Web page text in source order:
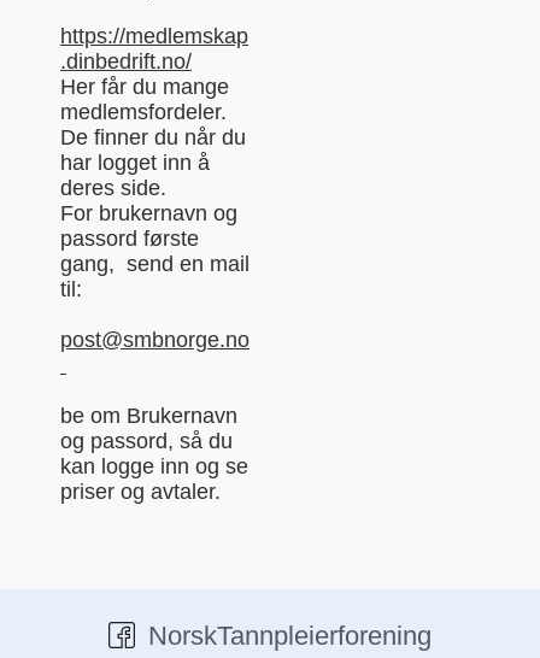
https://medlemskap
.dinbedrift.no/
Her får du mange
medlemsfordeler.
De finner du når du
har logget inn å
deres side.
For brukernavn og
passord første
gang, send en mail
til:
post@smbnorge.no
be om Brukernavn
og passord, så du
kan logge inn og se
priser og avtaler.
NorskTannpleierforening